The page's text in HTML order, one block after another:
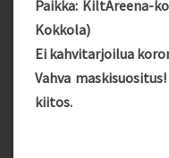
Paikka: KiltAreena-
Kokkola)
Ei kahvitarjoilua
Vahva
kiitos.